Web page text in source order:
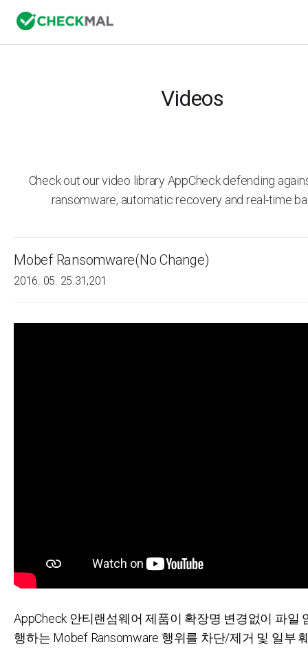
Videos
Check out our video library AppCheck defending
ransomware, automatic recovery and real-time
Mobef Ransomware(No Change)
2016. 05. 25.31,201
AppCheck 안티랜섬웨어 제품이 확장명 변경없이 파일
행하는 Mobef Ransomware 행위를 차단/제거 및 일부